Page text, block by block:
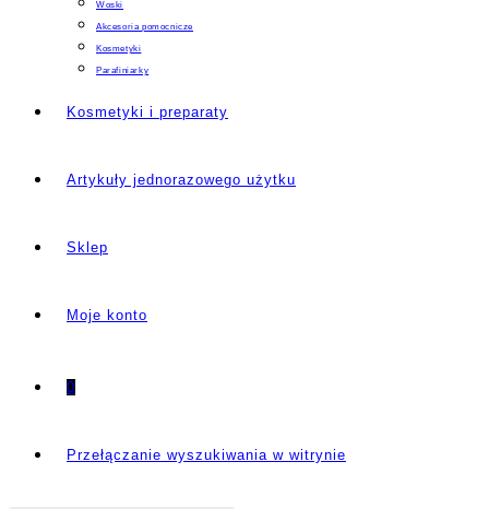
Woski
Akcesoria pomocnicze
Kosmetyki
Parafiniarky
Kosmetyki i preparaty
Artykuły jednorazowego użytku
Sklep
Moje konto
0
Przełączanie wyszukiwania w witrynie